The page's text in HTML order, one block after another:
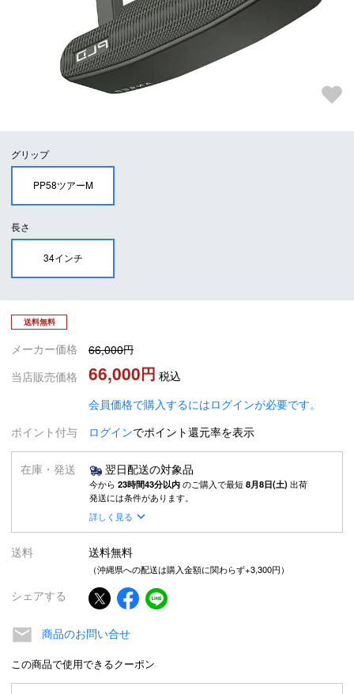
グリップ
PP58ツアーM
長さ
34インチ
送料無料
メーカー価格
66,000
当店販売価格
66,000
税込
会員価格で購入するにはログインが必要です。
ポイント付与
ログインでポイント還元率を表示
在庫・発送 翌日配送の対象品
今から 23時間43分以内のご購入で最短8月8日(土)出荷
発送には条件があります。
詳しく見る
送料 送料無料
（沖縄県への配送は購入金額に関わらず+3,300円）
シェアする
商品のお問い合せ
この商品で使用できるクーポン